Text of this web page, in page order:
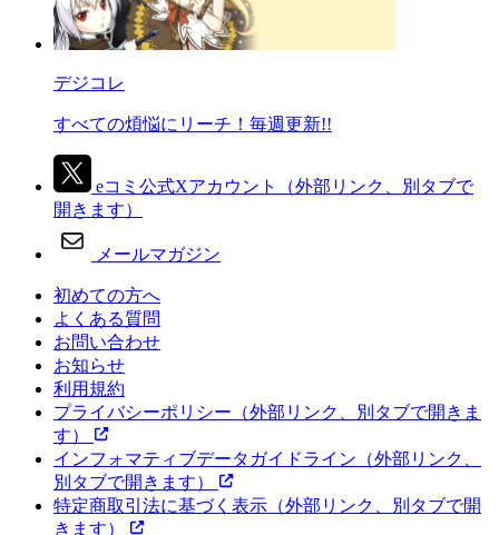
デジコレ
すべての煩悩にリーチ！毎週更新!!
eコミ公式Xアカウント
（外部リンク、別タブで
開きます）
メールマガジン
初めての方へ
よくある質問
お問い合わせ
お知らせ
利用規約
プライバシーポリシー （外部リンク、別タブで開きま
す）
インフォマティブデータガイドライン （外部リンク、
別タブで開きます）
特定商取引法に基づく表示 （外部リンク、別タブで開
きます）